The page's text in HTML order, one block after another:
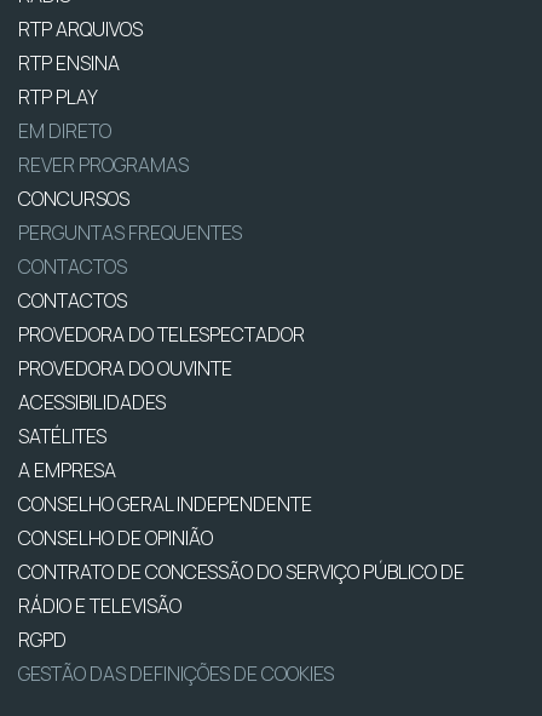
RTP ARQUIVOS
RTP ENSINA
RTP PLAY
EM DIRETO
REVER PROGRAMAS
CONCURSOS
PERGUNTAS FREQUENTES
CONTACTOS
CONTACTOS
PROVEDORA DO TELESPECTADOR
PROVEDORA DO OUVINTE
ACESSIBILIDADES
SATÉLITES
A EMPRESA
CONSELHO GERAL INDEPENDENTE
CONSELHO DE OPINIÃO
CONTRATO DE CONCESSÃO DO SERVIÇO PÚBLICO DE
RÁDIO E TELEVISÃO
RGPD
GESTÃO DAS DEFINIÇÕES DE COOKIES